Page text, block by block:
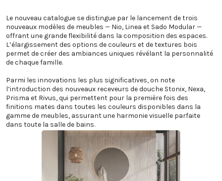
Le nouveau catalogue se distingue par le lancement de trois
nouveaux modèles de meubles — Nio, Linea et Sado Modular —
offrant une grande flexibilité dans la composition des espaces.
L’élargissement des options de couleurs et de textures bois
permet de créer des ambiances uniques révélant la personnalité
de chaque famille.
Parmi les innovations les plus significatives, on note
l’introduction des nouveaux receveurs de douche Stonix, Nexa,
Prisma et Rivus, qui permettent pour la première fois des
finitions mates dans toutes les couleurs disponibles dans la
gamme de meubles, assurant une harmonie visuelle parfaite
dans toute la salle de bains.